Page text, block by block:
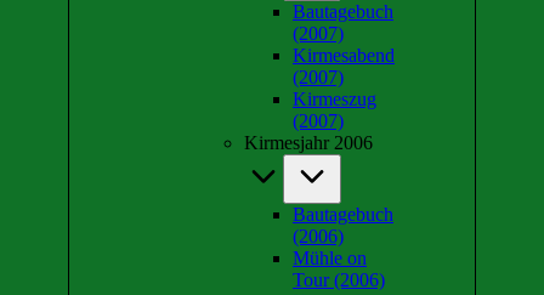
Bautagebuch
(2007)
Kirmesabend
(2007)
Kirmeszug
(2007)
Kirmesjahr 2006
Bautagebuch
(2006)
Mühle on
Tour (2006)